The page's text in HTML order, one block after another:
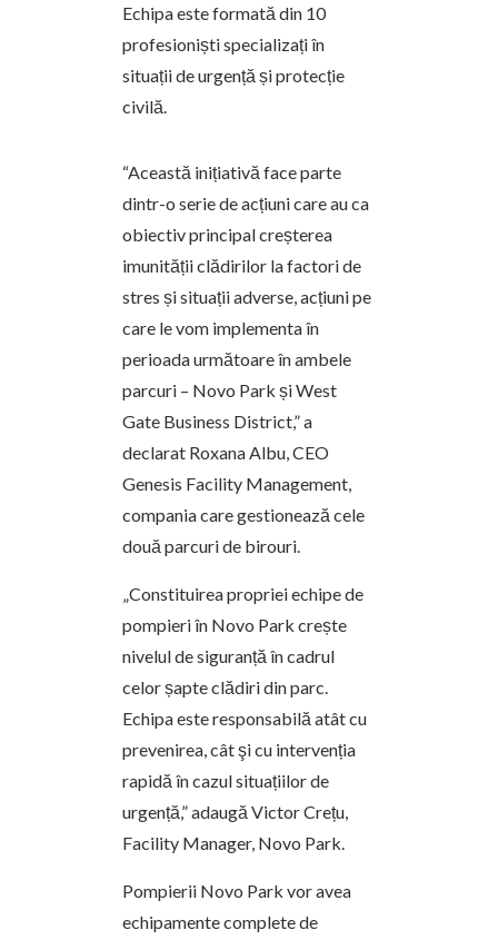
Echipa este formată din 10
profesioniști specializați în
situații de urgență și protecție
civilă.
“Această inițiativă face parte
dintr-o serie de acțiuni care au ca
obiectiv principal creșterea
imunității clădirilor la factori de
stres și situații adverse, acțiuni pe
care le vom implementa în
perioada următoare în ambele
parcuri – Novo Park și West
Gate Business District,” a
declarat Roxana Albu, CEO
Genesis Facility Management,
compania care gestionează cele
două parcuri de birouri.
„Constituirea propriei echipe de
pompieri în Novo Park crește
nivelul de siguranță în cadrul
celor șapte clădiri din parc.
Echipa este responsabilă atât cu
prevenirea, cât şi cu intervenția
rapidă în cazul situațiilor de
urgență,” adaugă Victor Crețu,
Facility Manager, Novo Park.
Pompierii Novo Park vor avea
echipamente complete de